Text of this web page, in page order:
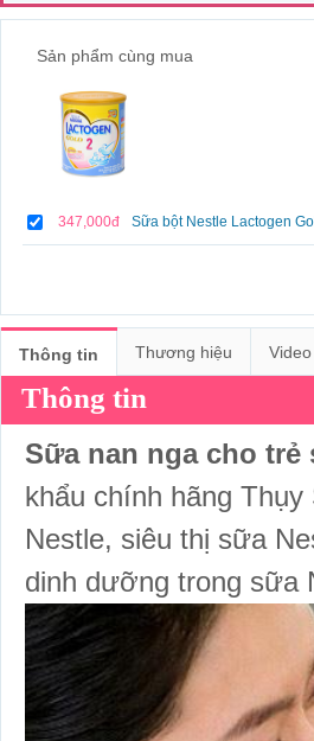
Sản phẩm cùng mua
347,000đ Sữa bột Nestle Lactogen
Thông tin Thương hiệu Video
Thông tin
Sữa nan nga cho trẻ
khẩu chính hãng
Nestle, siêu thị sữa
dinh dưỡng trong sữa